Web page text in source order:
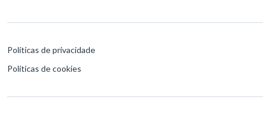
Políticas de privacidade
Políticas de cookies